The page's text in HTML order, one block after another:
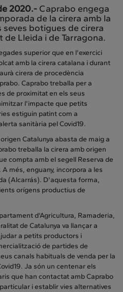
2020.- Caprabo engega
de la cirera amb la
botigues de cirera
Lleida i de Tarragona.
superior que en l'exercici
amb la cirera catalana i durant
cirera de procedència
Caprabo treballa per a
de proximitat en els seus
l'impacte que petits
estiguin patint com a
sanitària pel Covid19.
Catalunya abasta de maig a
treballa la cirera amb origen
compta amb el segell Reserva de
més, enguany, incorpora a les
(Alcarrás). D'aquesta forma,
orígens productius de
d'Agricultura, Ramaderia,
de Catalunya va llançar a
a petits productors i
de partides de
canals habituals de venda per la
Ja són un centenar els
que han contactat amb Caprabo
i establir vies alternatives